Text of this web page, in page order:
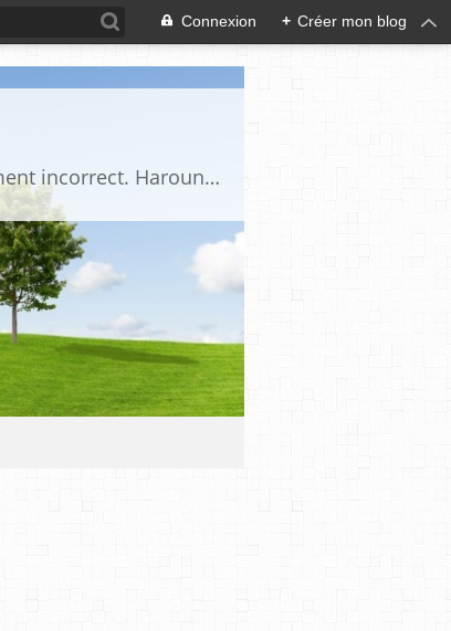
Connexion + Créer mon blog
Donner un point de vue qui se veut autre, dans tous les cas un point de vue politiquement incorrect. Haroun donne son avis sur l'actualité du petit monde qui nous entoure... Ni de droite, ni de gauche... Du dessus !